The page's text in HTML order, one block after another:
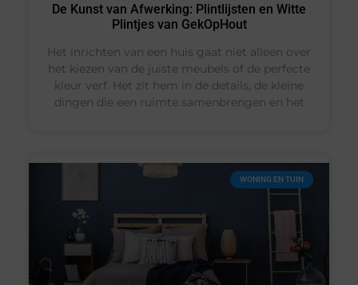
De Kunst van Afwerking: Plintlijsten en Witte
Plintjes van GekOpHout
Het inrichten van een huis gaat niet alleen over
het kiezen van de juiste meubels of de perfecte
kleur verf. Het zit hem in de details, de kleine
dingen die een ruimte samenbrengen en het
WONING EN TUIN